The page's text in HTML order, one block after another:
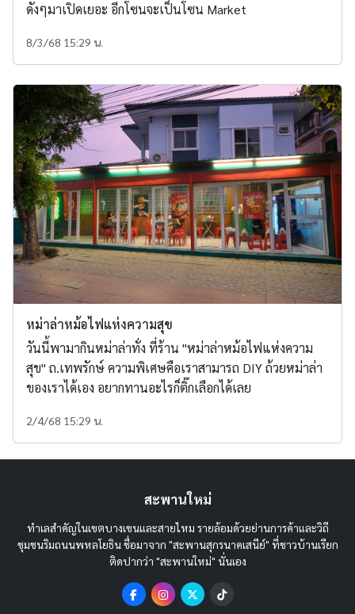
ดังๆมาเปิดเยอะ อีกโซนจะเป็นโซน Market
8/3/68 15:29 น.
หม่าล่าหม้อไฟแห่งความสุข
วันนี้พามากินหม่าล่าทั่ง ที่ร้าน "หม่าล่าหม้อไฟแห่งความ
สุข" ถ.เทพรักษ์ ความพิเศษคือเราสามารถ DIY ถ้วยหม่าล่า
ของเราได้เอง อยากทานอะไรก็ติ๊กเลือกได้เลย
2/4/68 15:29 น.
สะพานใหม่
ทำเลสำคัญในเขตบางเขนและสายไหม รายล้อมด้วยย่านการค้าและวิถี
ชุมชนริมถนนพหลโยธิน ชื่อมาจาก "สะพานสุกรนาคเสนีย์" ที่ชาวบ้านเรียก
ติดปากว่า "สะพานใหม่" นั่นเอง